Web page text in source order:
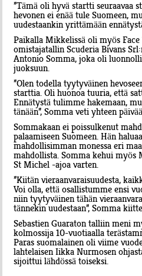
”Tämä oli hyvä startti seuraavaa
hevonen ei enää tule Suomeen,
uudestaankin yrittämään
Paikalla Mikkelissä oli myös
omistajatallin Scuderia Bivans
Antonio Somma, joka oli
juoksuun.
”Olen todella tyytyväinen
starttia. Oli huonoa tuuria, että
Ennätystä tulimme hakemaan,
tänään”, Somma veti yhteen
Sommakaan ei poissulkenut
palaamiseen Suomeen. Hän
mahdollisimman monessa eri
mahdollista. Somma kehui
St Michel -ajoa varten.
”Kiitän vieraanvaraisuudesta,
Voi olla, että osallistumme ensi
niin tyytyväinen tähän
tännekin uudestaan”, Somma
Sebastien Guaraton talliin meni
kolmossija 10-vuotiaalla
Paras suomalainen oli viime
lahtelaisen Iikka Nurmosen
sijoittui lähdössä toiseksi.